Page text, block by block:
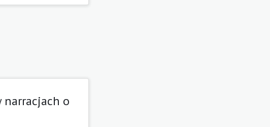
narracjach o